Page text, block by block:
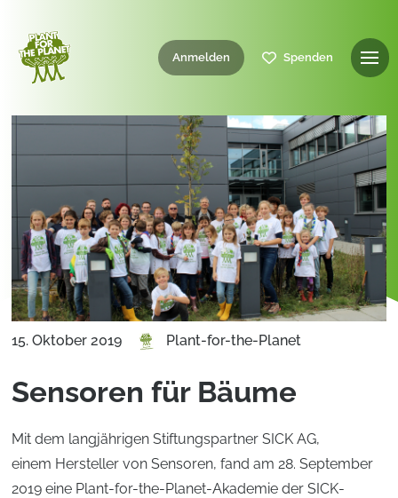
Anmelden Spenden
15. Oktober 2019 Plant-for-the-Planet
Sensoren für Bäume
Mit dem langjährigen Stiftungspartner SICK AG,
einem Hersteller von Sensoren, fand am 28. September
2019 eine Plant-for-the-Planet-Akademie der SICK-